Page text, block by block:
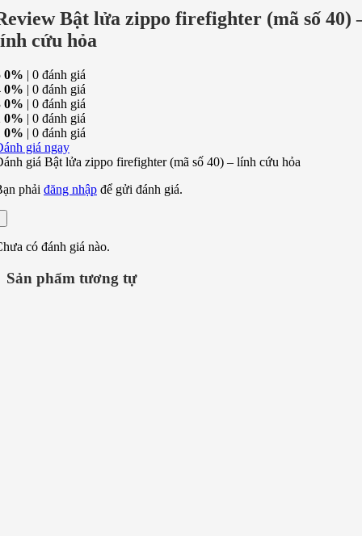
Bật lửa zippo firefighter (mã số 40)
cứu hỏa
0% | 0 đánh giá
0% | 0 đánh giá
0% | 0 đánh giá
0% | 0 đánh giá
0% | 0 đánh giá
giá ngay
giá Bật lửa zippo firefighter (mã số 40) – lính cứu hỏa
phải đăng nhập để gửi đánh giá.
có đánh giá nào.
Sản phẩm tương tự